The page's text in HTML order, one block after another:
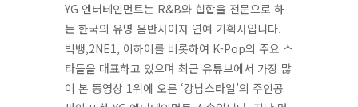
YG 엔터테인먼트는 R&B와 힙합을 전문으로 하
는 한국의 유명 음반사이자 연예 기획사입니다.
빅뱅,2NE1, 이하이를 비롯하여 K-Pop의 주요 스
타들을 대표하고 있으며 최근 유튜브에서 가장 많
이 본 동영상 1위에 오른 ‘강남스타일’의 주인공